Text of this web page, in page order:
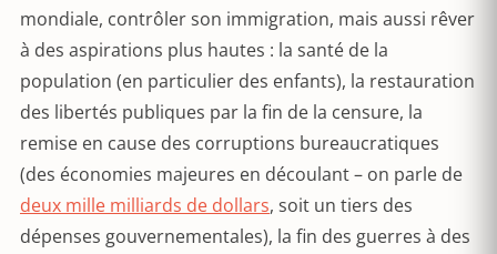
mondiale, contrôler son immigration, mais aussi rêver
à des aspirations plus hautes : la santé de la
population (en particulier des enfants), la restauration
des libertés publiques par la fin de la censure, la
remise en cause des corruptions bureaucratiques
(des économies majeures en découlant – on parle de
deux mille milliards de dollars, soit un tiers des
dépenses gouvernementales), la fin des guerres à des